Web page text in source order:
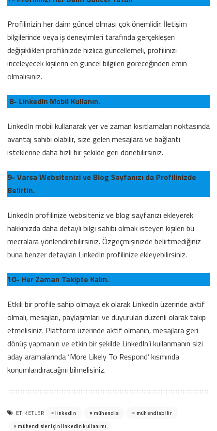
Profilinizin her daim güncel olması çok önemlidir. İletişim
bilgilerinde veya iş deneyimleri tarafında gerçekleşen
değişiklikleri profilinizde hızlıca güncellemeli, profilinizi
inceleyecek kişilerin en güncel bilgileri göreceğinden emin
olmalısınız.
8- LinkedIn Mobil Kullanın.
LinkedIn mobil kullanarak yer ve zaman kısıtlamaları noktasında
avantaj sahibi olabilir, size gelen mesajlara ve bağlantı
isteklerine daha hızlı bir şekilde geri dönebilirsiniz.
9- Varsa Websitenizi ve Blog Sayfanızı da Profilinizde
Belirtin.
LinkedIn profilinize websiteniz ve blog sayfanızı ekleyerek
hakkınızda daha detaylı bilgi sahibi olmak isteyen kişileri bu
mecralara yönlendirebilirsiniz. Özgeçmişinizde belirtmediğiniz
buna benzer detayları LinkedIn profilinize ekleyebilirsiniz.
10- Her Zaman Takipte Kalın.
Etkili bir profile sahip olmaya ek olarak LinkedIn üzerinde aktif
olmalı, mesajları, paylaşımları ve duyuruları düzenli olarak takip
etmelisiniz. Platform üzerinde aktif olmanın, mesajlara geri
dönüş yapmanın ve etkin bir şekilde LinkedIn’i kullanmanın sizi
aday aramalarında ‘More Likely To Respond’ kısmında
konumlandıracağını bilmelisiniz.
ETIKETLER linkedIn mühendis
mühendisbilir
mühendisler için linkedin kullanımı